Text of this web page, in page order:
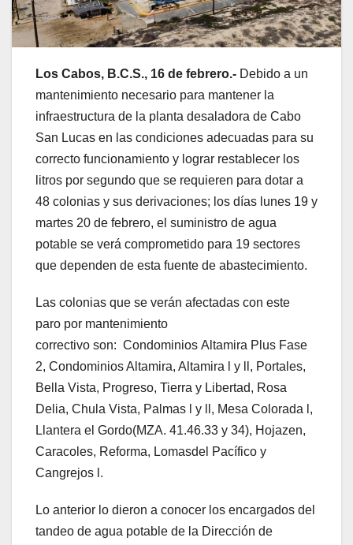
Los Cabos, B.C.S., 16 de febrero.- Debido a un
mantenimiento necesario para mantener la
infraestructura de la planta desaladora de Cabo
San Lucas en las condiciones adecuadas para su
correcto funcionamiento y lograr restablecer los
litros por segundo que se requieren para dotar a
48 colonias y sus derivaciones; los días lunes 19 y
martes 20 de febrero, el suministro de agua
potable se verá comprometido para 19 sectores
que dependen de esta fuente de abastecimiento.
Las colonias que se verán afectadas con este
paro por mantenimiento
correctivo son: Condominios Altamira Plus Fase
2, Condominios Altamira, Altamira l y ll, Portales,
Bella Vista, Progreso, Tierra y Libertad, Rosa
Delia, Chula Vista, Palmas l y ll, Mesa Colorada l,
Llantera el Gordo(MZA. 41.46.33 y 34), Hojazen,
Caracoles, Reforma, Lomasdel Pacífico y
Cangrejos l.
Lo anterior lo dieron a conocer los encargados del
tandeo de agua potable de la Dirección de